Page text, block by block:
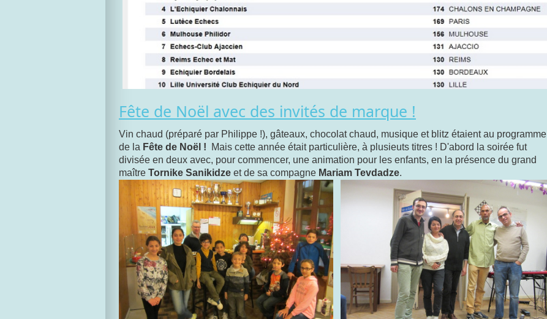
Fête de Noël avec des invités de marque !
Vin chaud (préparé par Philippe !), gâteaux, chocolat chaud, musique et blitz étaient au programme
de la Fête de Noël ! Mais cette année était particulière, à plusieuts titres ! D'abord la soirée fut
divisée en deux avec, pour commencer, une animation pour les enfants, en la présence du grand
maître Tornike Sanikidze et de sa compagne Mariam Tevdadze.